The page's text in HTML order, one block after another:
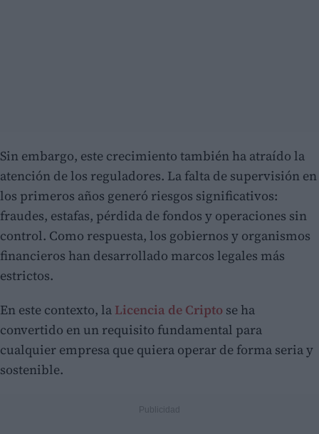
Sin embargo, este crecimiento también ha atraído la
atención de los reguladores. La falta de supervisión en
los primeros años generó riesgos significativos:
fraudes, estafas, pérdida de fondos y operaciones sin
control. Como respuesta, los gobiernos y organismos
financieros han desarrollado marcos legales más
estrictos.
En este contexto, la Licencia de Cripto se ha
convertido en un requisito fundamental para
cualquier empresa que quiera operar de forma seria y
sostenible.